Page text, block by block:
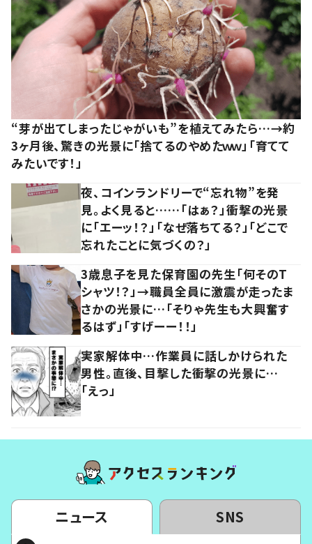
“芽が出てしまったじゃがいも”を植えてみたら…→約
3ヶ月後、驚きの光景に「捨てるのやめたｗｗ」「育てて
みたいです！」
夜、コインランドリーで“忘れ物”を発
見。よく見ると……「はぁ？」衝撃の光景
に「エーッ！？」「なぜ落ちてる？」「どこで
忘れたことに気づくの？」
3歳息子を見た保育園の先生「何そのT
シャツ！？」→職員全員に激震が走ったま
さかの光景に…「そりゃ先生も大興奮す
るはず」「すげーー！！」
実家解体中…作業員に話しかけられた
男性。直後、目撃した衝撃の光景に…
「えっ」
ニュース SNS